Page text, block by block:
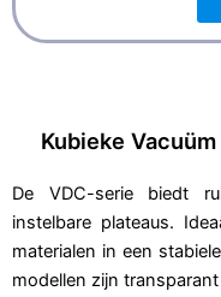
Kubieke
De VDC-serie biedt
instelbare plateaus.
materialen in een
modellen zijn